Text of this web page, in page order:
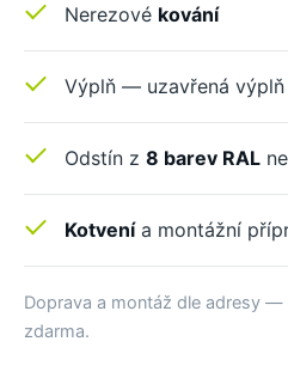
Nerezové kování
Výplň — uzavřená výplň
Odstín z 8 barev RAL
Kotvenía montážní
Doprava a montáž dle adresy
zdarma.